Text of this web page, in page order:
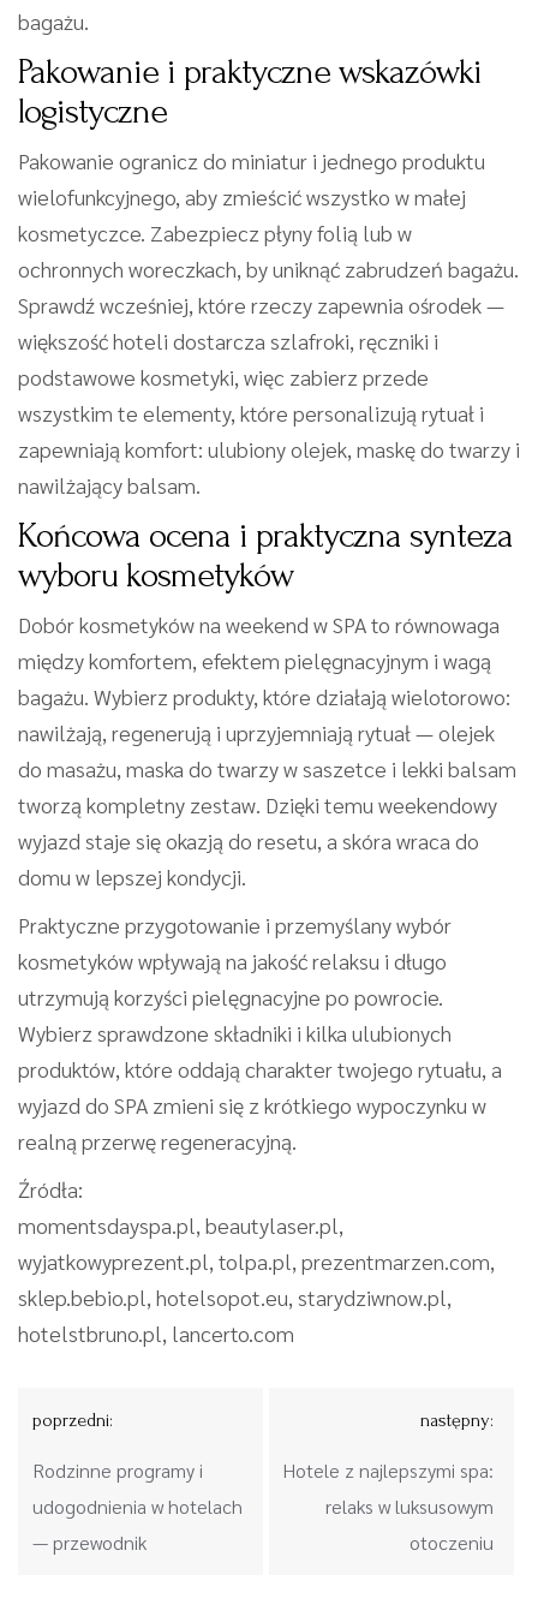
bagażu.
Pakowanie i praktyczne wskazówki
logistyczne
Pakowanie ogranicz do miniatur i jednego produktu
wielofunkcyjnego, aby zmieścić wszystko w małej
kosmetyczce. Zabezpiecz płyny folią lub w
ochronnych woreczkach, by uniknąć zabrudzeń bagażu.
Sprawdź wcześniej, które rzeczy zapewnia ośrodek —
większość hoteli dostarcza szlafroki, ręczniki i
podstawowe kosmetyki, więc zabierz przede
wszystkim te elementy, które personalizują rytuał i
zapewniają komfort: ulubiony olejek, maskę do twarzy i
nawilżający balsam.
Końcowa ocena i praktyczna synteza
wyboru kosmetyków
Dobór kosmetyków na weekend w SPA to równowaga
między komfortem, efektem pielęgnacyjnym i wagą
bagażu. Wybierz produkty, które działają wielotorowo:
nawilżają, regenerują i uprzyjemniają rytuał — olejek
do masażu, maska do twarzy w saszetce i lekki balsam
tworzą kompletny zestaw. Dzięki temu weekendowy
wyjazd staje się okazją do resetu, a skóra wraca do
domu w lepszej kondycji.
Praktyczne przygotowanie i przemyślany wybór
kosmetyków wpływają na jakość relaksu i długo
utrzymują korzyści pielęgnacyjne po powrocie.
Wybierz sprawdzone składniki i kilka ulubionych
produktów, które oddają charakter twojego rytuału, a
wyjazd do SPA zmieni się z krótkiego wypoczynku w
realną przerwę regeneracyjną.
Źródła:
momentsdayspa.pl, beautylaser.pl,
wyjatkowyprezent.pl, tolpa.pl, prezentmarzen.com,
sklep.bebio.pl, hotelsopot.eu, starydziwnow.pl,
hotelstbruno.pl, lancerto.com
Nawigacja
poprzedni:
Rodzinne programy i
udogodnienia w hotelach
— przewodnik
następny:
Hotele z najlepszymi spa:
relaks w luksusowym
otoczeniu